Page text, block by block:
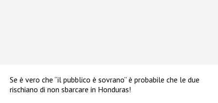
Se è vero che “il pubblico è sovrano” è probabile che le due
rischiano di non sbarcare in Honduras!